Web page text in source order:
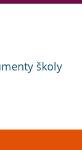
školy